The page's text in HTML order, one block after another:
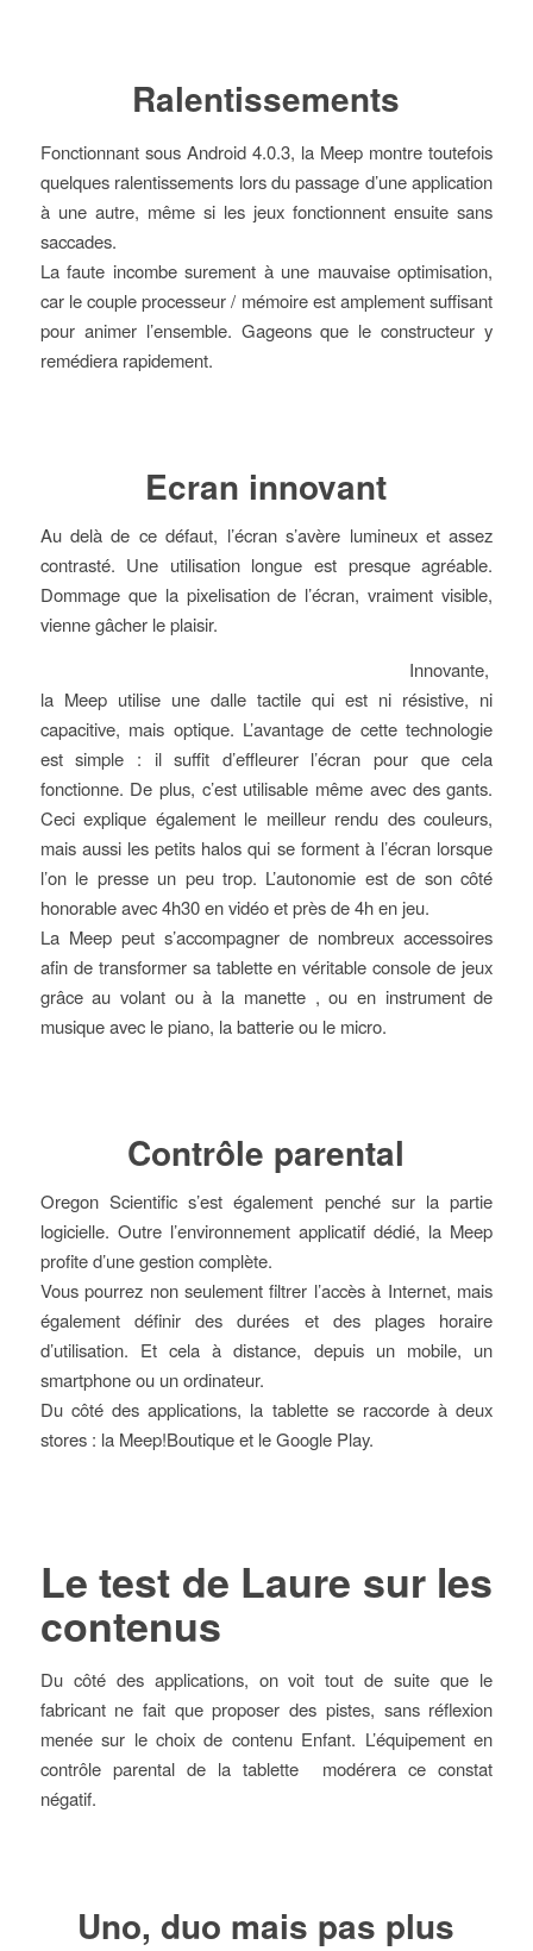
Ralentissements
Fonctionnant sous Android 4.0.3, la Meep montre toutefois
quelques ralentissements lors du passage d’une application
à une autre, même si les jeux fonctionnent ensuite sans
saccades.
La faute incombe surement à une mauvaise optimisation,
car le couple processeur / mémoire est amplement suffisant
pour animer l’ensemble. Gageons que le constructeur y
remédiera rapidement.
Ecran innovant
Au delà de ce défaut, l’écran s’avère lumineux et assez
contrasté. Une utilisation longue est presque agréable.
Dommage que la pixelisation de l’écran, vraiment visible,
vienne gâcher le plaisir.
Innovante,
la Meep utilise une dalle tactile qui est ni résistive, ni
capacitive, mais optique. L’avantage de cette technologie
est simple : il suffit d’effleurer l’écran pour que cela
fonctionne. De plus, c’est utilisable même avec des gants.
Ceci explique également le meilleur rendu des couleurs,
mais aussi les petits halos qui se forment à l’écran lorsque
l’on le presse un peu trop. L’autonomie est de son côté
honorable avec 4h30 en vidéo et près de 4h en jeu.
La Meep peut s’accompagner de nombreux accessoires
afin de transformer sa tablette en véritable console de jeux
grâce au volant ou à la manette , ou en instrument de
musique avec le piano, la batterie ou le micro.
Contrôle parental
Oregon Scientific s’est également penché sur la partie
logicielle. Outre l’environnement applicatif dédié, la Meep
profite d’une gestion complète.
Vous pourrez non seulement filtrer l’accès à Internet, mais
également définir des durées et des plages horaire
d’utilisation. Et cela à distance, depuis un mobile, un
smartphone ou un ordinateur.
Du côté des applications, la tablette se raccorde à deux
stores : la Meep!Boutique et le Google Play.
Le test de Laure sur les
contenus
Du côté des applications, on voit tout de suite que le
fabricant ne fait que proposer des pistes, sans réflexion
menée sur le choix de contenu Enfant. L’équipement en
contrôle parental de la tablette modérera ce constat
négatif.
Uno, duo mais pas plus